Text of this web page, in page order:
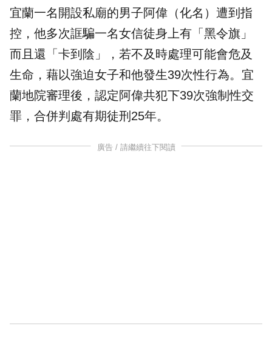
宜蘭一名開設私廟的男子阿偉（化名）遭到指
控，他多次誆騙一名女信徒身上有「 黑令旗 」
而且還「 卡到陰 」，若不及時處理可能會危及
生命，藉以強迫女子和他發生39次性行為。宜
蘭地院審理後，認定阿偉共犯下39次強制性交
罪，合併判處有期徒刑25年。
廣告 / 請繼續往下閱讀